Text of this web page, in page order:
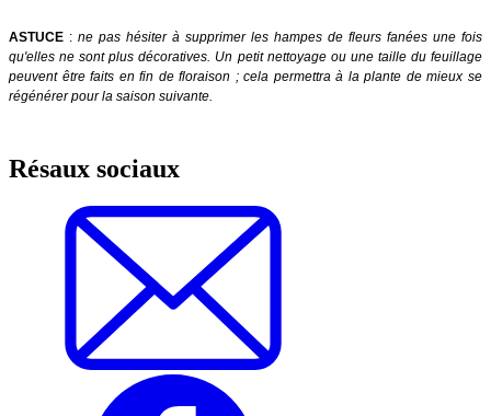
ASTUCE : ne pas hésiter à supprimer les hampes de fleurs fanées une fois
qu'elles ne sont plus décoratives. Un petit nettoyage ou une taille du feuillage
peuvent être faits en fin de floraison ; cela permettra à la plante de mieux se
régénérer pour la saison suivante.
Résaux sociaux